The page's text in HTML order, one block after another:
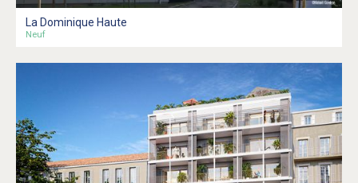
La Dominique Haute
Neuf